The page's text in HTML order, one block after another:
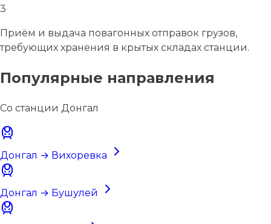
3
Приём и выдача повагонных отправок грузов,
требующих хранения в крытых складах станции.
Популярные направления
Со станции Донгал
Донгал → Вихоревка
Донгал → Бушулей